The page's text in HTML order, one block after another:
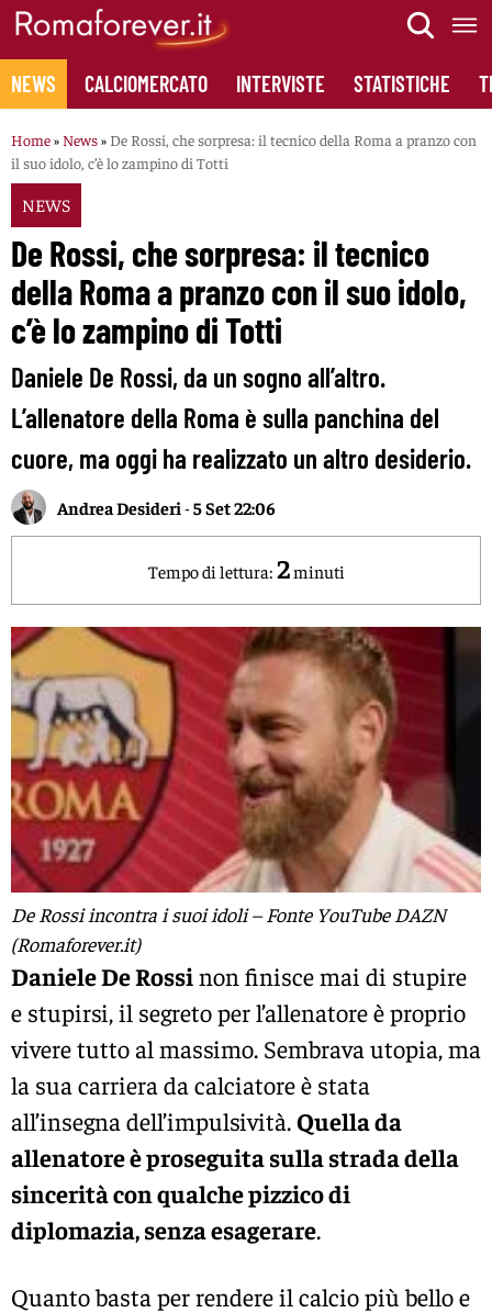
Skip
content
NEWS CALCIOMERCATO INTERVISTE STATISTICHE
Home» News» De Rossi, che sorpresa: il tecnico della Roma a pranzo con
il suo idolo, c’è lo zampino di Totti
NEWS
De Rossi, che sorpresa: il tecnico
della Roma a pranzo con il suo idolo,
c’è lo zampino di Totti
Daniele De Rossi, da un sogno all’altro.
L’allenatore della Roma è sulla panchina del
cuore, ma oggi ha realizzato un altro desiderio.
Andrea Desideri -5 Set 22:06
Tempo di lettura: 2minuti
De Rossi incontra i suoi idoli – Fonte YouTube DAZN
(Romaforever.it)
Daniele De Rossinon finisce mai di stupire
e stupirsi, il segreto per l’allenatore è proprio
vivere tutto al massimo. Sembrava utopia, ma
la sua carriera da calciatore è stata
all’insegna dell’impulsività.Quella da
allenatore è proseguita sulla strada della
sincerità con qualche pizzico di
diplomazia, senza esagerare.
Quanto basta per rendere il calcio più bello e